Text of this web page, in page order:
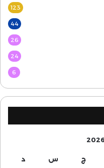
123
44
26
24
6
ج س د